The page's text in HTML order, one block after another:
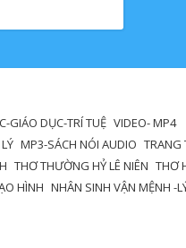
GIÁO DỤC-TRÍ TUỆ VIDEO- MP4
MP3-SÁCH NÓI AUDIO TRANG
THƠ THƯỜNG HỶ LÊ NIÊN THƠ
HÌNH NHÂN SINH VẬN MỆNH -